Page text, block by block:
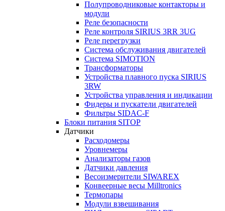
Полупроводниковые контакторы и
модули
Реле безопасности
Реле контроля SIRIUS 3RR 3UG
Реле перегрузки
Сиcтема обслуживания двигателей
Система SIMOTION
Трансформаторы
Устройства плавного пуска SIRIUS
3RW
Устройства управления и индикации
Фидеры и пускатели двигателей
Фильтры SIDAC-F
Блоки питания SITOP
Датчики
Расходомеры
Уровнемеры
Анализаторы газов
Датчики давления
Весоизмерители SIWAREX
Конвеерные весы Milltronics
Термопары
Модули взвешивания